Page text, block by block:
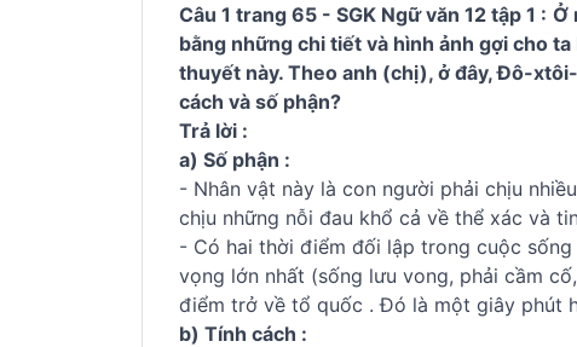
Câu 1 trang 65 - SGK Ngữ văn 12 tập 1 : Ở
bằng những chi tiết và hình ảnh gợi cho
thuyết này. Theo anh (chị), ở đây, Đô-
cách và số phận?
Trả lời :
a) Số phận :
- Nhân vật này là con người phải chịu
chịu những nỗi đau khổ cả về thể xác và
- Có hai thời điểm đối lập trong cuộc
vọng lớn nhất (sống lưu vong, phải cầm
điểm trở về tổ quốc . Đó là một giây phút
b) Tính cách :